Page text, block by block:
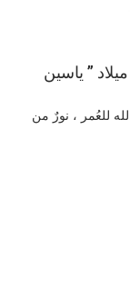
” ياسين
للعُمر ، نورٌ من